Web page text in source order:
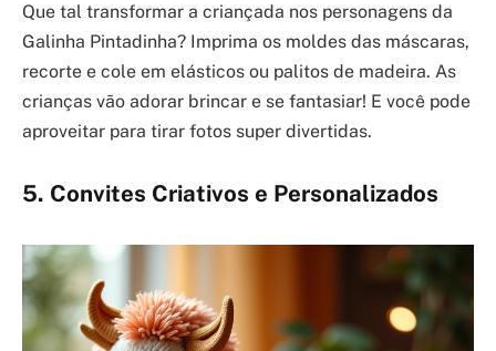
Que tal transformar a criançada nos personagens da
Galinha Pintadinha? Imprima os moldes das máscaras,
recorte e cole em elásticos ou palitos de madeira. As
crianças vão adorar brincar e se fantasiar! E você pode
aproveitar para tirar fotos super divertidas.
5. Convites Criativos e Personalizados